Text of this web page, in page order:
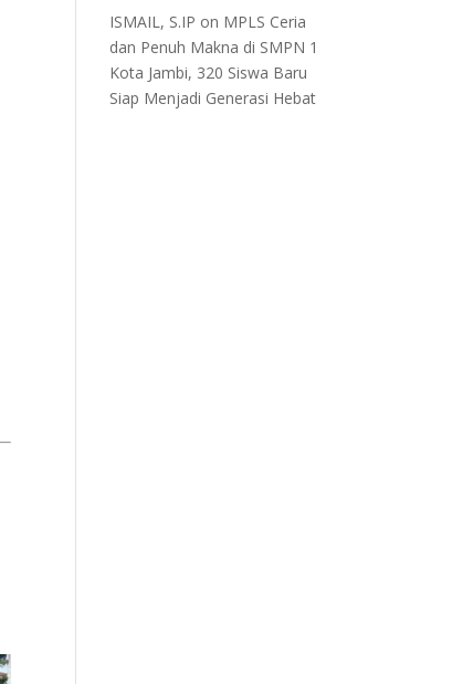
ISMAIL, S.IP on MPLS Ceria
dan Penuh Makna di SMPN 1
Kota Jambi, 320 Siswa Baru
Siap Menjadi Generasi Hebat